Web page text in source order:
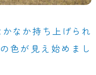
なか持ち上げられ
色が見え始めまし